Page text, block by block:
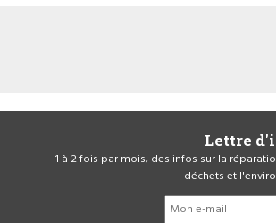
Lettre
1 à 2 fois par mois, des infos sur la
déchets et